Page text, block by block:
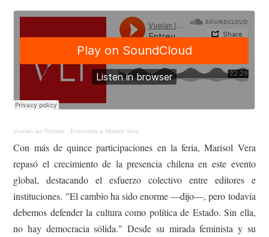
Vuelan las Plumas · Entrevista a Marisol Vera
Con más de quince participaciones en la feria, Marisol Vera
repasó el crecimiento de la presencia chilena en este evento
global, destacando el esfuerzo colectivo entre editores e
instituciones. "El cambio ha sido enorme —dijo—, pero todavía
debemos defender la cultura como política de Estado. Sin ella,
no hay democracia sólida." Desde su mirada feminista y su